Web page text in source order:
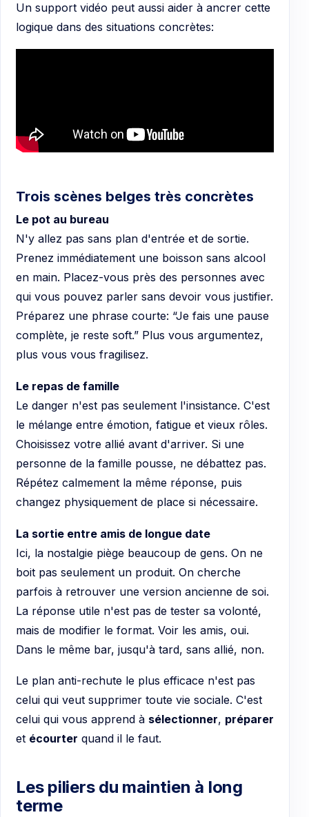
Un support vidéo peut aussi aider à ancrer cette
logique dans des situations concrètes:
Trois scènes belges très concrètes
Le pot au bureau
N'y allez pas sans plan d'entrée et de sortie.
Prenez immédiatement une boisson sans alcool
en main. Placez-vous près des personnes avec
qui vous pouvez parler sans devoir vous justifier.
Préparez une phrase courte: “Je fais une pause
complète, je reste soft.” Plus vous argumentez,
plus vous vous fragilisez.
Le repas de famille
Le danger n'est pas seulement l'insistance. C'est
le mélange entre émotion, fatigue et vieux rôles.
Choisissez votre allié avant d'arriver. Si une
personne de la famille pousse, ne débattez pas.
Répétez calmement la même réponse, puis
changez physiquement de place si nécessaire.
La sortie entre amis de longue date
Ici, la nostalgie piège beaucoup de gens. On ne
boit pas seulement un produit. On cherche
parfois à retrouver une version ancienne de soi.
La réponse utile n'est pas de tester sa volonté,
mais de modifier le format. Voir les amis, oui.
Dans le même bar, jusqu'à tard, sans allié, non.
Le plan anti-rechute le plus efficace n'est pas
celui qui veut supprimer toute vie sociale. C'est
celui qui vous apprend à sélectionner, préparer
et écourter quand il le faut.
Les piliers du maintien à long
terme